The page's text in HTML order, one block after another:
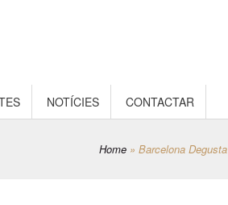
NOTÍCIES CONTACTAR
Home » Barcelona Degusta